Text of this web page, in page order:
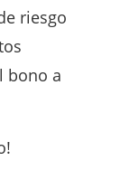
riesgo
bono a